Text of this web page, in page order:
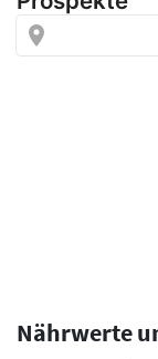
Nährwerte